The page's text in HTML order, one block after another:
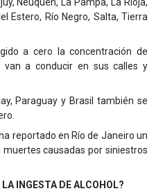
Estero, Río Negro, Salta, Tierra
a cero la concentración de
van a conducir en sus calles y
Paraguay y Brasil también se
reportado en Río de Janeiro un
causadas por siniestros
INGESTA DE ALCOHOL?